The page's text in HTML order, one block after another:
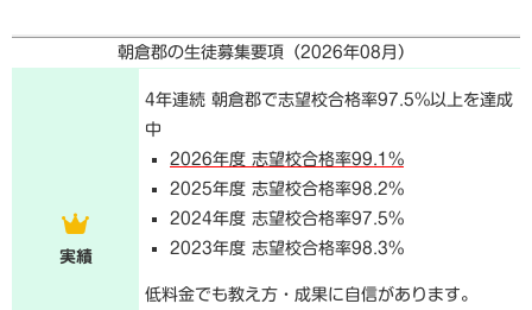
朝倉郡の生徒募集要項（2026年08月 ）
実績
4年連続 朝倉郡で志望校合格率97.5%以上を達成
中
2026年度 志望校合格率99.1%
2025年度 志望校合格率98.2%
2024年度 志望校合格率97.5%
2023年度 志望校合格率98.3%
低料金でも教え方・成果に自信があります。